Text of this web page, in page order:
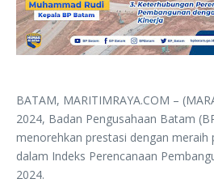
BATAM, MARITIMRAYA.COM –
2024, Badan Pengusahaan Batam
menorehkan prestasi dengan meraih
dalam Indeks Perencanaan
2024.